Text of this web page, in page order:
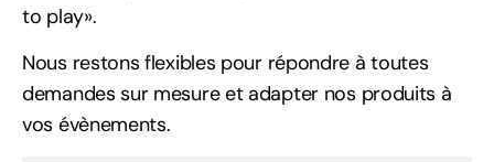
to play».
Nous restons flexibles pour répondre à toutes
demandes sur mesure et adapter nos produits à
vos évènements.